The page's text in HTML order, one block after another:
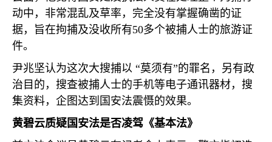
动中，非常混乱及草率，完全没有掌握确凿的证
据，旨在拘捕及没收所有50多个被捕人士的旅游证
件。
尹兆坚认为这次大搜捕以 “莫须有”的罪名，另有政
治目的，搜查被捕人士的手机等电子通讯器材，搜
集资料，企图达到国安法震慑的效果。
黄碧云质疑国安法是否凌驾《基本法》